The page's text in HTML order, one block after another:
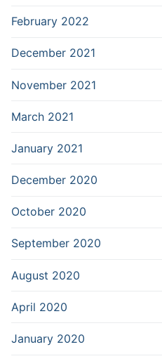
February 2022
December 2021
November 2021
March 2021
January 2021
December 2020
October 2020
September 2020
August 2020
April 2020
January 2020